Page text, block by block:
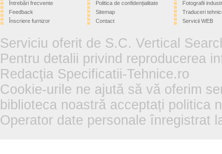
Întrebări frecvente
Feedback
Înscriere furnizor
Politica de confidențialitate
Sitemap
Contact
Fotografii
Traduceri
Servicii WEB
Serviciu oferit de S.C. Vertical
Pentru detalii privind reproducerea
Redacţia Specificatii-Tehnice.ro
Cookie-urile ne ajută să vă oferim
biblioteca noastră acceptați politica
Operator date personale înregistrat